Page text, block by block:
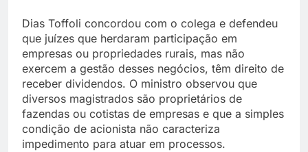
Dias Toffoli concordou com o colega e defendeu
que juízes que herdaram participação em
empresas ou propriedades rurais, mas não
exercem a gestão desses negócios, têm direito de
receber dividendos. O ministro observou que
diversos magistrados são proprietários de
fazendas ou cotistas de empresas e que a simples
condição de acionista não caracteriza
impedimento para atuar em processos.